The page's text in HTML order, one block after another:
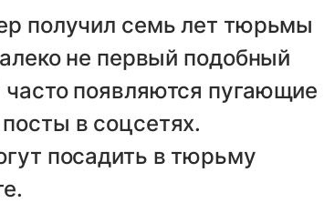
получил семь лет тюрьмы
не первый подобный
появляются пугающие
в соцсетях.
посадить в тюрьму